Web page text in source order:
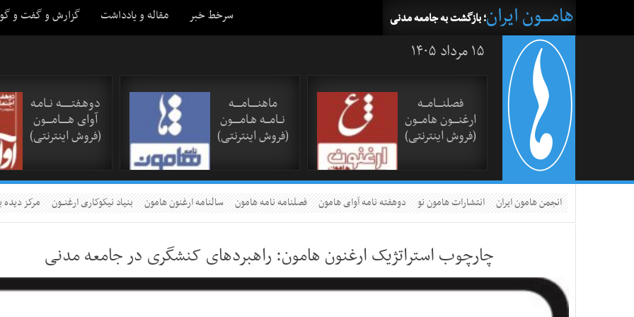
سرخط خبر مقاله و یادداشت گزارش و گفت و گو هامــــون ایران؛ بازگشت به جامعه مدنی
۱۵ مرداد ۱۴۰۵
فصلنــــامـــه
ارغنــــون هامـــون
(فروش اینترنتی)
ماهنـــــامـــــه
نــامـــه هـامـــــون
(فروش اینترنتی)
دوهـفتـــــــه نــامـه
آوای هـــــامــــون
(فروش اینترنتی)
انجمن هامون ایران انتشارات هامون نو دوهفته نامه آوای هامون فصلنامه نامه هامون سالنامه ارغنون هامون بنیاد نیکوکاری ارغنــون مرکز
چارچوب استراتژیک ارغنون هامون: راهبردهای کنشگری در جامعه مدنی